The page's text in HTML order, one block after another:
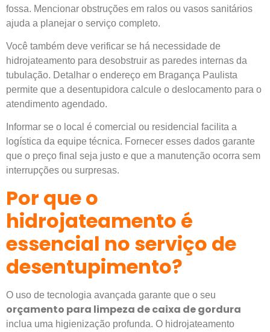
fossa. Mencionar obstruções em ralos ou vasos sanitários
ajuda a planejar o serviço completo.
Você também deve verificar se há necessidade de
hidrojateamento para desobstruir as paredes internas da
tubulação. Detalhar o endereço em Bragança Paulista
permite que a desentupidora calcule o deslocamento para o
atendimento agendado.
Informar se o local é comercial ou residencial facilita a
logística da equipe técnica. Fornecer esses dados garante
que o preço final seja justo e que a manutenção ocorra sem
interrupções ou surpresas.
Por que o
hidrojateamento é
essencial no serviço de
desentupimento?
O uso de tecnologia avançada garante que o seu
orçamento para limpeza de caixa de gordura
inclua uma higienização profunda. O hidrojateamento